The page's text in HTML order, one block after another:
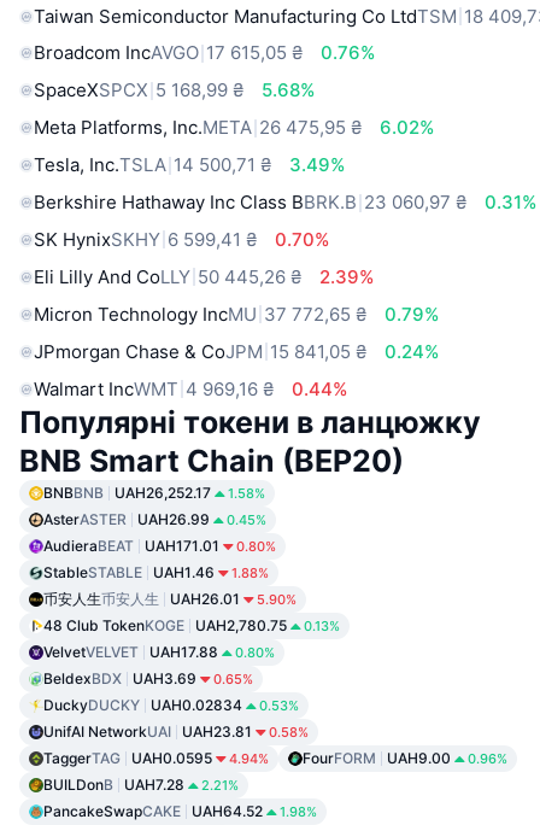
Taiwan Semiconductor Manufacturing Co LtdTSM 18
Broadcom IncAVGO 17 615,05 ₴
0.76%
SpaceXSPCX 5 168,99 ₴
5.68%
Meta Platforms, Inc.META 26 475,95 ₴
6.02%
Tesla, Inc.TSLA 14 500,71 ₴
3.49%
Berkshire Hathaway Inc Class BBRK.B 23 060,97 ₴
0.31%
SK HynixSKHY 6 599,41 ₴
0.70%
Eli Lilly And CoLLY 50 445,26 ₴
2.39%
Micron Technology IncMU 37 772,65 ₴
0.79%
JPmorgan Chase & CoJPM 15 841,05 ₴
0.24%
Walmart IncWMT 4 969,16 ₴ 0.44%
Популярні токени в ланцюжку
BNB Smart Chain (BEP20)
BNBBNB UAH26,252.17 1.58%
AsterASTER UAH26.99 0.45%
AudieraBEAT UAH171.01 0.80%
StableSTABLE UAH1.46 1.88%
币安人生币安人生 UAH26.01 5.90%
48 Club TokenKOGE UAH2,780.75 0.13%
VelvetVELVET UAH17.88 0.80%
BeldexBDX UAH3.69 0.65%
DuckyDUCKY UAH0.02834 0.53%
UnifAI NetworkUAI UAH23.81 0.58%
TaggerTAG UAH0.0595 4.94% FourFORM UAH9.00 0.96%
BUILDonB UAH7.28 2.21%
PancakeSwapCAKE UAH64.52 1.98%